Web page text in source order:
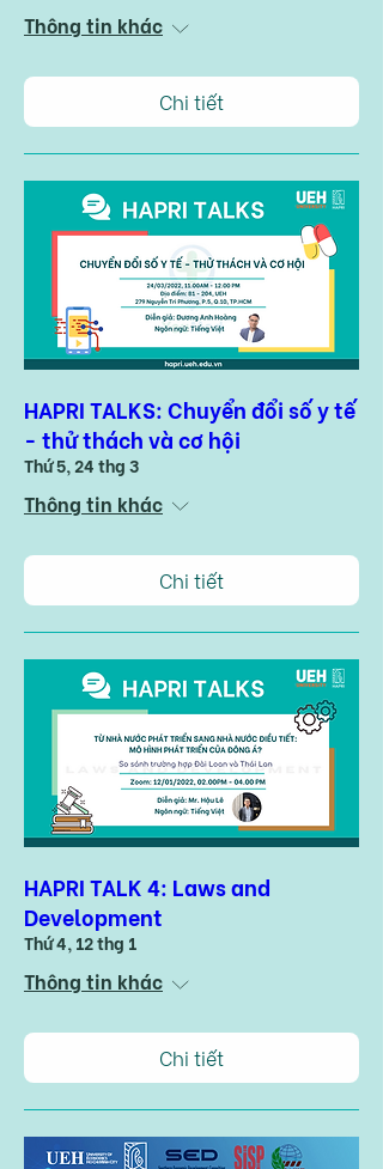
Thông tin khác
Chi tiết
HAPRI TALKS: Chuyển đổi số y tế
- thử thách và cơ hội
Thứ 5, 24 thg 3
Thông tin khác
Chi tiết
HAPRI TALK 4: Laws and
Development
Thứ 4, 12 thg 1
Thông tin khác
Chi tiết